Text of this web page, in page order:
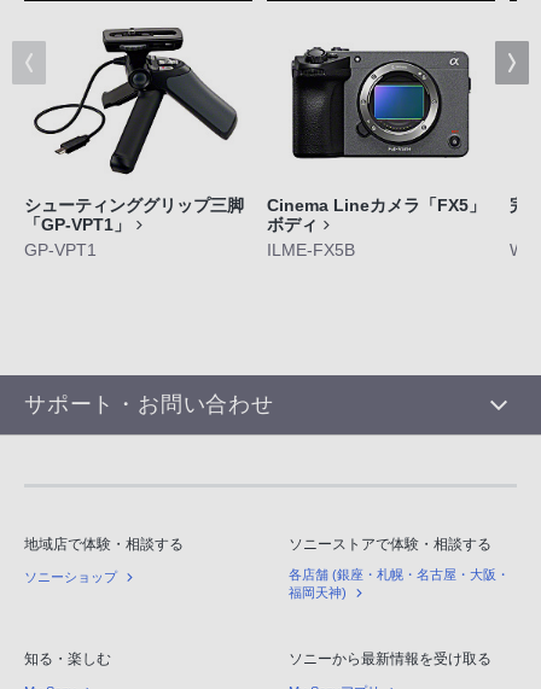
シューティンググリップ三脚
「GP-VPT1」
GP-VPT1
Cinema Lineカメラ「FX5」
ボディ
ILME-FX5B
完
サポート・お問い合わせ
地域店で体験・相談する
ソニーショップ
ソニーストアで体験・相談する
各店舗 (銀座・札幌・名古屋・大阪・
福岡天神)
知る・楽しむ ソニーから最新情報を受け取る